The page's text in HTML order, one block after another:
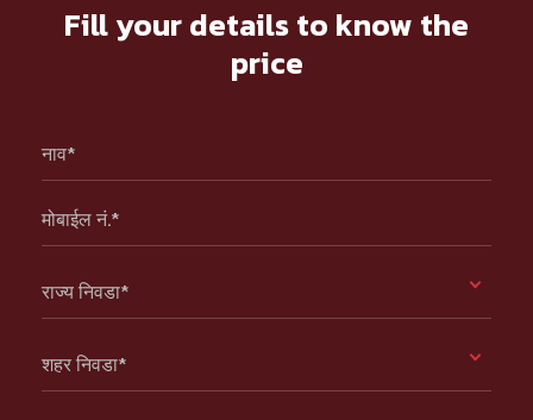
Fill your details to know the
price
नाव*
मोबाईल नं.*
राज्य निवडा*
शहर निवडा*